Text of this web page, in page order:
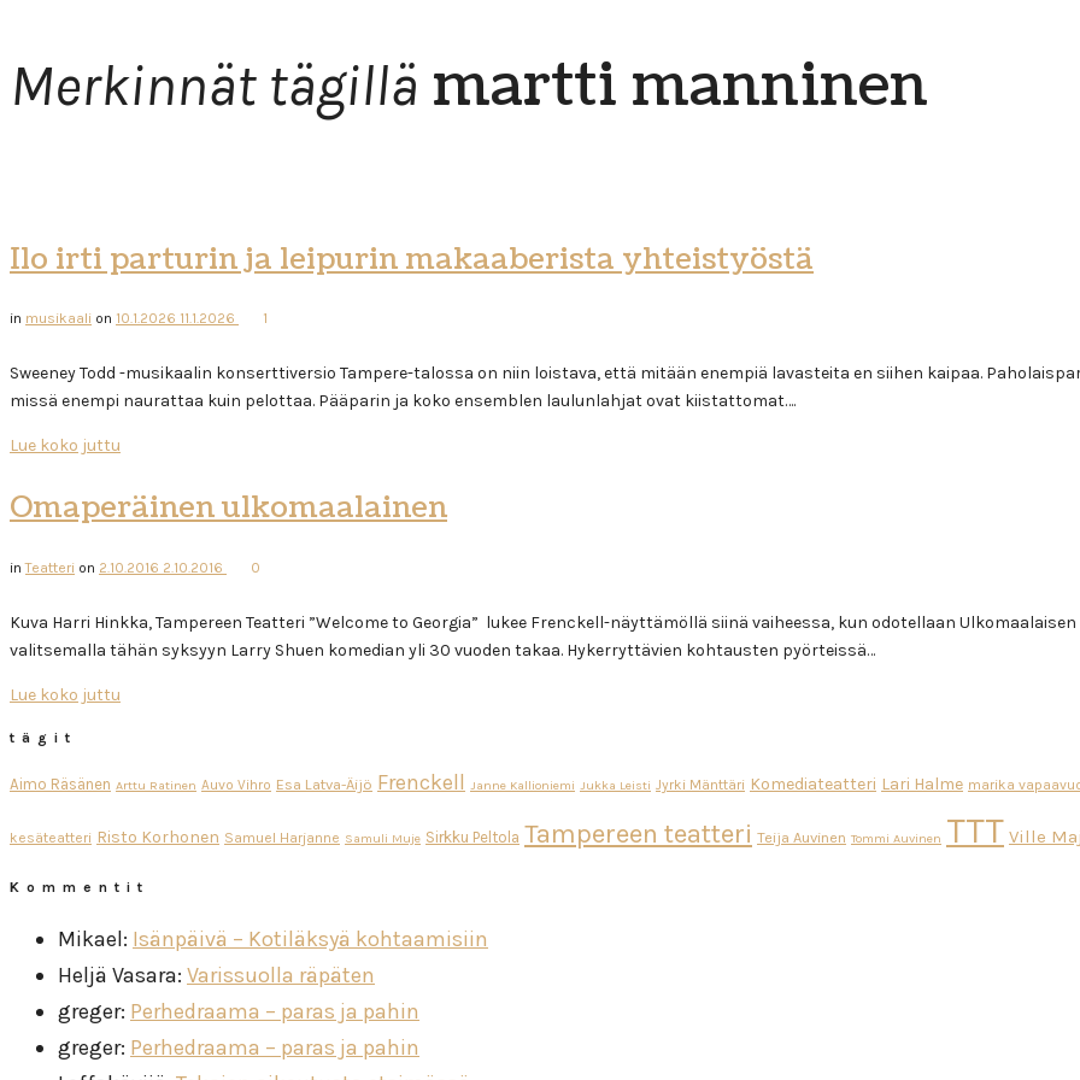
Merkinnät tägillä martti manninen
Ilo irti parturin ja leipurin makaaberista yhteistyöstä
in musikaali on 10.1.2026 11.1.2026 1
Sweeney Todd -musikaalin konserttiversio Tampere-talossa on niin loistava, että mitään enempiä lavasteita en siihen kaipaa.
missä enempi naurattaa kuin pelottaa. Pääparin ja koko ensemblen laulunlahjat ovat kiistattomat….
Lue koko juttu
Omaperäinen ulkomaalainen
inTeatteri on 2.10.2016 2.10.2016 0
Kuva Harri Hinkka, Tampereen Teatteri ”Welcome to Georgia” lukee Frenckell-näyttämöllä siinä vaiheessa, kun odotellaan
valitsemalla tähän syksyyn Larry Shuen komedian yli 30 vuoden takaa. Hykerryttävien kohtausten pyörteissä…
Lue koko juttu
tägit
Aimo Räsänen Arttu Ratinen Auvo Vihro Esa Latva-Äijö Frenckell Janne Kallioniemi Jukka Leisti Jyrki Mänttäri Komediateatteri Lari Halme marika
kesäteatteri Risto Korhonen Samuel Harjanne Samuli Muje Sirkku Peltola Tampereen teatteri Teija Auvinen Tommi Auvinen TTT Ville
Kommentit
Mikael: Isänpäivä – Kotiläksyä kohtaamisiin
Heljä Vasara: Varissuolla räpäten
greger: Perhedraama – paras ja pahin
greger: Perhedraama – paras ja pahin